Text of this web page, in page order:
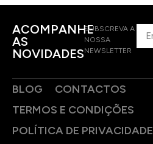
ACOMPANHE
AS
NOVIDADES
SUBSCREVA A
NOSSA
NEWSLETTER
BLOG
CONTACTOS
TERMOS E CONDIÇÕES
POLÍTICA DE PRIVACIDADE